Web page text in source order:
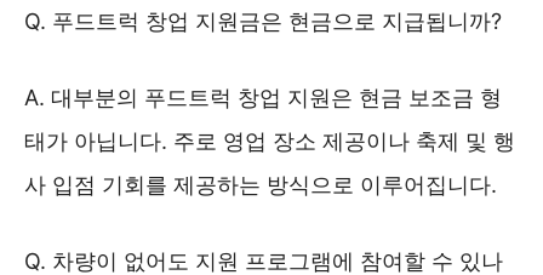
Q. 푸드트럭 창업 지원금은 현금으로 지급됩니까?
A. 대부분의 푸드트럭 창업 지원은 현금 보조금 형
태가 아닙니다. 주로 영업 장소 제공이나 축제 및 행
사 입점 기회를 제공하는 방식으로 이루어집니다.
Q. 차량이 없어도 지원 프로그램에 참여할 수 있나